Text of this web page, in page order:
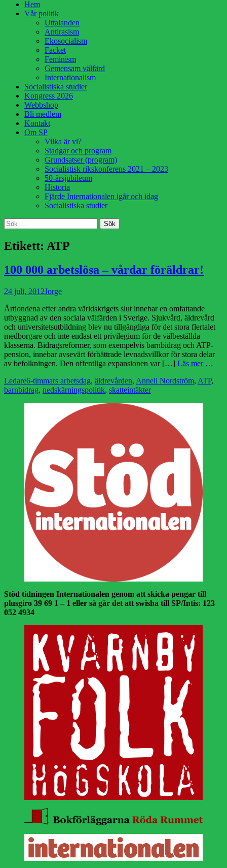
HoppaHem
Vår politik
Uttalanden
Antirasism
Ekosocialism
Facket
Feminism
Gemensam välfärd
Internationalism
Socialistiska studier
Kongress 2026
Webbshop
Bli medlem
Kontakt
Om SP
Vilka är vi?
Stadgar och program
Grundsatser (program)
Socialistisk rikskonferens 2021 – 2023
50-årsjubileum
Historia
Fjärde Internationalen igår och idag
Socialistiska studier
Sök
Sök
efter:
Etikett: ATP
100 000 arbetslösa – vårdar föräldrar!
Publicerad
24 juli, 2012Författare
Jorge
Årtiondena efter andra världskrigets slut innebar en omfattande
utbyggnad av den sociala välfärden i Sverige. Sjukvård, äldrevård
och universitetsutbildning blev nu tillgängliga för det stora flertalet
medborgare och inte endast ett privilegium för de välbeställda
klasserna. Bidragsreformer, som exempelvis barnbidrag och ATP-
pension, innebar avsevärt förbättrade levnadsvillkor för stora delar
av befolkningen. Den offentliga expansionen var […] Läs mer …
Kategorier
LedareEtiketter
6-timmars arbetsdag, äldrevården, Anneli Nordström, ATP,
barnbidrag, nedskärningspolitik, skatteintäkter
Stöd tidningen Internationalen genom att skicka pengar till
plusgiro 39 69 1 – 1 eller så går det att swisha till SP/Intis: 123
052 4934